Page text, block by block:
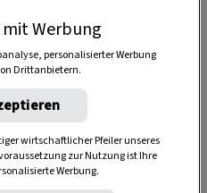
Werbung
personalisierter Werbung
Drittanbietern.
wirtschaftlicher Pfeiler unseres
zur Nutzung ist Ihre
Werbung.